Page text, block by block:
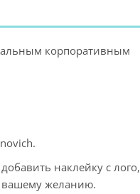
корпоративным
наклейку с лого,
вашему желанию.